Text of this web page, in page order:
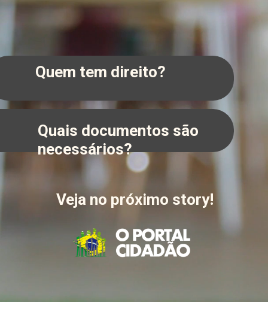
Quem tem direito?
Quais documentos são
necessários?
Veja no próximo story!